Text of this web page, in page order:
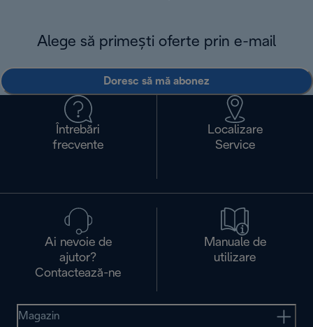
Alege să primești oferte prin e-mail
Doresc să mă abonez
Întrebări
frecvente
Localizare
Service
Ai nevoie de
ajutor?
Contactează-ne
Manuale de
utilizare
Magazin